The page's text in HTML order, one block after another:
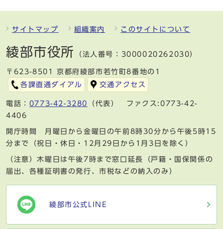
サイトマップ 組織案内 このサイトについて
綾部市役所 （法人番号：3000020262030）
〒623-8501 京都府綾部市若竹町8番地の1
各課直通ダイアル
交通アクセス
電話： 0773-42-3280
（代表） ファクス:0773-42-
4406
開庁時間 月曜日から金曜日の午前8時30分から午後5時15
分まで（祝日・休日・12月29日から1月3日を除く）
（注意）木曜日は午後7時まで窓口延長（戸籍・国保関係の
届出、各種証明書の発行、市税などの納入のみ）
綾部市公式LINE